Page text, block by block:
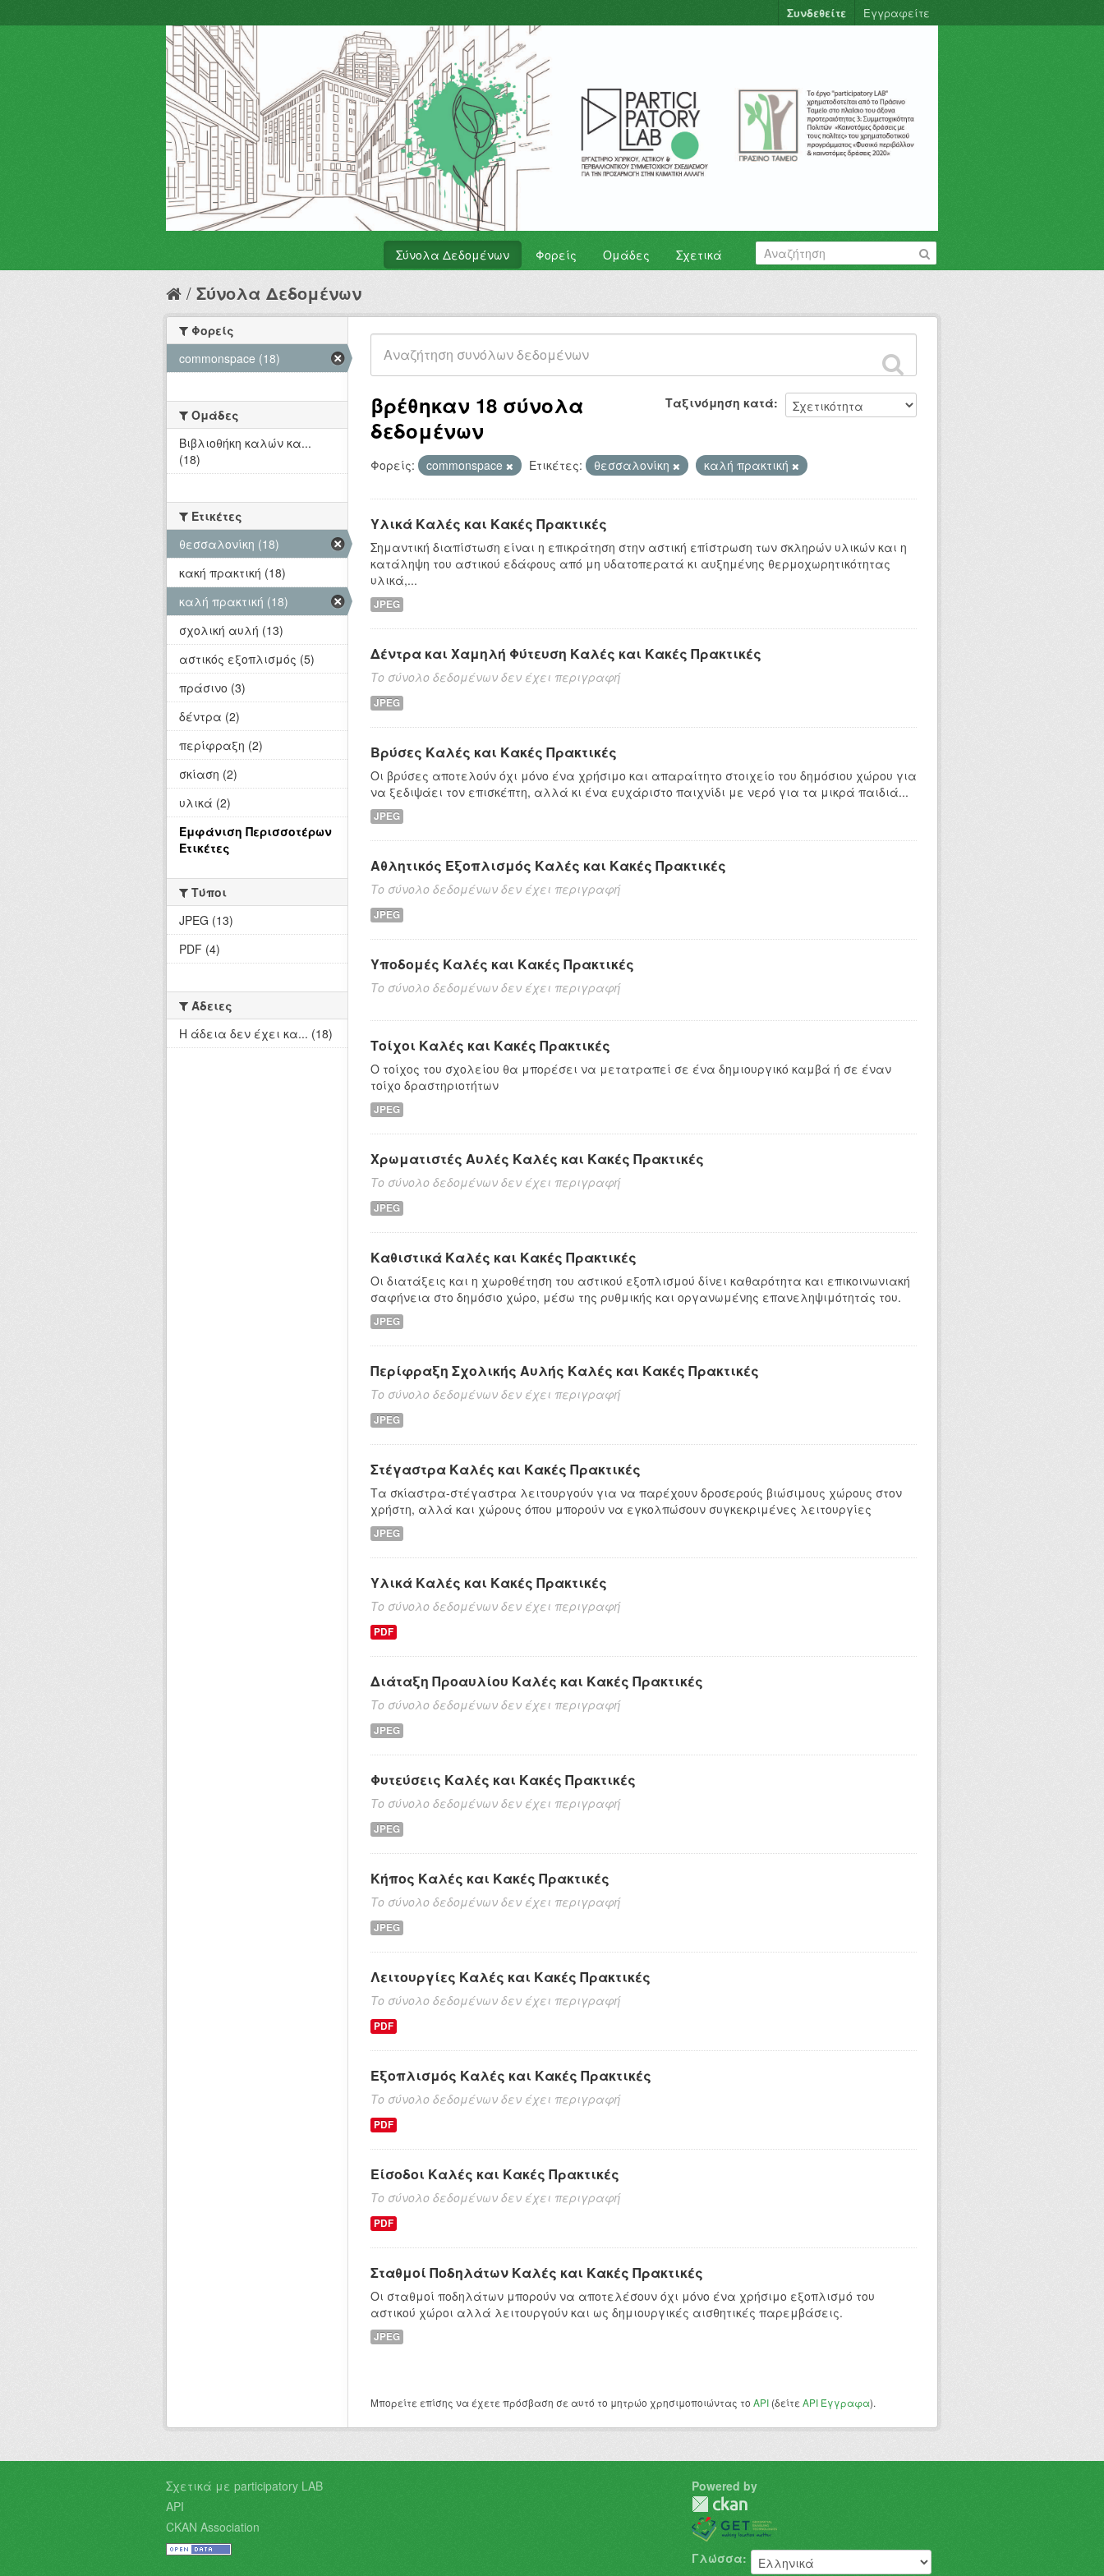
Συνδεθείτε Εγγραφείτε
Σύνολα Δεδομένων Φορείς Ομάδες Σχετικά
Σύνολα Δεδομένων
Ταξινόμηση κατά
βρέθηκαν 18 σύνολα
δεδομένων
Φορείς: commonspace Ετικέτες: θεσσαλονίκη καλή πρακτική
Υλικά Καλές και Κακές Πρακτικές
Σημαντική διαπίστωση είναι η επικράτηση στην αστική επίστρωση των σκληρών υλικών και η
κατάληψη του αστικού εδάφους από μη υδατοπερατά κι αυξημένης θερμοχωρητικότητας
υλικά,...
JPEG
Δέντρα και Χαμηλή Φύτευση Καλές και Κακές Πρακτικές
Το σύνολο δεδομένων δεν έχει περιγραφή
JPEG
Βρύσες Καλές και Κακές Πρακτικές
Οι βρύσες αποτελούν όχι μόνο ένα χρήσιμο και απαραίτητο στοιχείο του δημόσιου χώρου για
να ξεδιψάει τον επισκέπτη, αλλά κι ένα ευχάριστο παιχνίδι με νερό για τα μικρά παιδιά...
JPEG
Αθλητικός Εξοπλισμός Καλές και Κακές Πρακτικές
Το σύνολο δεδομένων δεν έχει περιγραφή
JPEG
Υποδομές Καλές και Κακές Πρακτικές
Το σύνολο δεδομένων δεν έχει περιγραφή
Τοίχοι Καλές και Κακές Πρακτικές
Ο τοίχος του σχολείου θα μπορέσει να μετατραπεί σε ένα δημιουργικό καμβά ή σε έναν
τοίχο δραστηριοτήτων
JPEG
Χρωματιστές Αυλές Καλές και Κακές Πρακτικές
Το σύνολο δεδομένων δεν έχει περιγραφή
JPEG
Καθιστικά Καλές και Κακές Πρακτικές
Οι διατάξεις και η χωροθέτηση του αστικού εξοπλισμού δίνει καθαρότητα και επικοινωνιακή
σαφήνεια στο δημόσιο χώρο, μέσω της ρυθμικής και οργανωμένης επανεληψιμότητάς του.
JPEG
Περίφραξη Σχολικής Αυλής Καλές και Κακές Πρακτικές
Το σύνολο δεδομένων δεν έχει περιγραφή
JPEG
Στέγαστρα Καλές και Κακές Πρακτικές
Τα σκίαστρα-στέγαστρα λειτουργούν για να παρέχουν δροσερούς βιώσιμους χώρους στον
χρήστη, αλλά και χώρους όπου μπορούν να εγκολπώσουν συγκεκριμένες λειτουργίες
JPEG
Υλικά Καλές και Κακές Πρακτικές
Το σύνολο δεδομένων δεν έχει περιγραφή
PDF
Διάταξη Προαυλίου Καλές και Κακές Πρακτικές
Το σύνολο δεδομένων δεν έχει περιγραφή
JPEG
Φυτεύσεις Καλές και Κακές Πρακτικές
Το σύνολο δεδομένων δεν έχει περιγραφή
JPEG
Κήπος Καλές και Κακές Πρακτικές
Το σύνολο δεδομένων δεν έχει περιγραφή
JPEG
Λειτουργίες Καλές και Κακές Πρακτικές
Το σύνολο δεδομένων δεν έχει περιγραφή
PDF
Εξοπλισμός Καλές και Κακές Πρακτικές
Το σύνολο δεδομένων δεν έχει περιγραφή
PDF
Είσοδοι Καλές και Κακές Πρακτικές
Το σύνολο δεδομένων δεν έχει περιγραφή
PDF
Σταθμοί Ποδηλάτων Καλές και Κακές Πρακτικές
Οι σταθμοί ποδηλάτων μπορούν να αποτελέσουν όχι μόνο ένα χρήσιμο εξοπλισμό του
αστικού χώροι αλλά λειτουργούν και ως δημιουργικές αισθητικές παρεμβάσεις.
JPEG
Μπορείτε επίσης να έχετε πρόσβαση σε αυτό το μητρώο χρησιμοποιώντας το API (δείτε API Έγγραφα).
Φορείς
commonspace (18)
Ομάδες
Βιβλιοθήκη καλών κα...
(18)
Ετικέτες
θεσσαλονίκη (18)
κακή πρακτική (18)
καλή πρακτική (18)
σχολική αυλή (13)
αστικός εξοπλισμός (5)
πράσινο (3)
δέντρα (2)
περίφραξη (2)
σκίαση (2)
υλικά (2)
Εμφάνιση Περισσοτέρων
Ετικέτες
Τύποι
JPEG (13)
PDF (4)
Άδειες
Η άδεια δεν έχει κα... (18)
Σχετικά με participatory LAB
API
CKAN Association
Powered by
Γλώσσα